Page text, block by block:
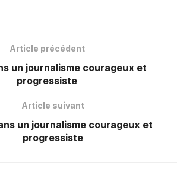
Article précédent
un journalisme courageux et
progressiste
Article suivant
un journalisme courageux et
progressiste